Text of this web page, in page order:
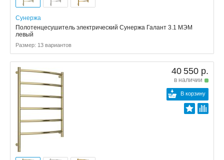
Сунержа
Полотенцесушитель электрический Сунержа Галант 3.1 МЭМ
левый
Размер: 13 вариантов
40 550 р.
в наличии
В корзину